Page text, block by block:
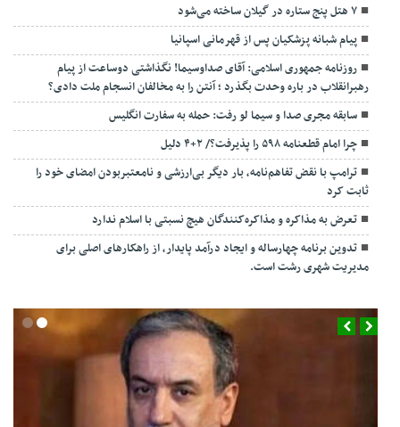
۷ هتل پنج ستاره در گیلان ساخته می‌شود
پیام شبانه پزشکیان پس از قهرمانی اسپانیا
روزنامه جمهوری اسلامی: آقای صداوسیما! نگذاشتی دوساعت از پیام
رهبرانقلاب در باره وحدت بگذرد ؛ آنتن را به مخالفان انسجام ملت دادی؟
سابقه مجری صدا و سیما لو رفت: حمله به سفارت انگلیس
چرا امام قطعنامه ۵۹۸ را پذیرفت؟/ ۲+۴ دلیل
ترامپ با نقض تفاهم‌نامه، بار دیگر بی‌ارزشی و نامعتبربودن امضای خود را
ثابت کرد
تعرض به مذاکره و مذاکره‌کنندگان هیچ نسبتی با اسلام ندارد
تدوین برنامه چهارساله و ایجاد درآمد پایدار، از راهکارهای اصلی برای
مدیریت شهری رشت است.